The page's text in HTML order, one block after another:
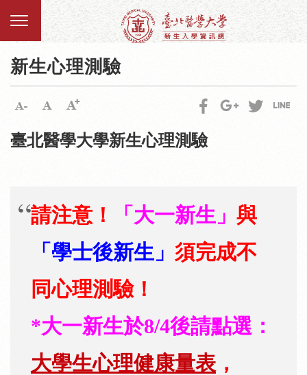
新生心理測驗
臺北醫學大學新生心理測驗
請注意！ 「大一新生」 與
「學士後新生」 須完成不
同心理測驗！
*大一新生於8/4後請點選：
大學生心理健康量表 ，